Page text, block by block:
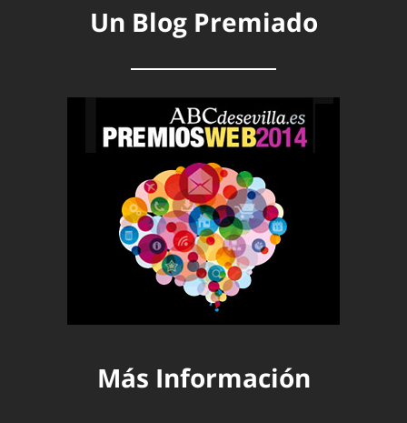
Un Blog Premiado
Más Información